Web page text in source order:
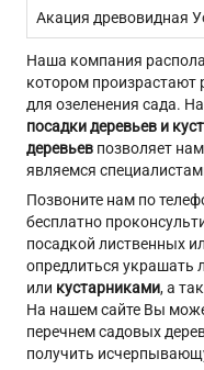
Акация древовидная
Наша компания
котором произрастают
для озеленения сада.
посадки деревьев и
деревьев позволяет
являемся
Позвоните нам по
бесплатно
посадкой лиственных
опредлиться украшать
или кустарниками, а
На нашем сайте Вы
перечнем садовых
получить